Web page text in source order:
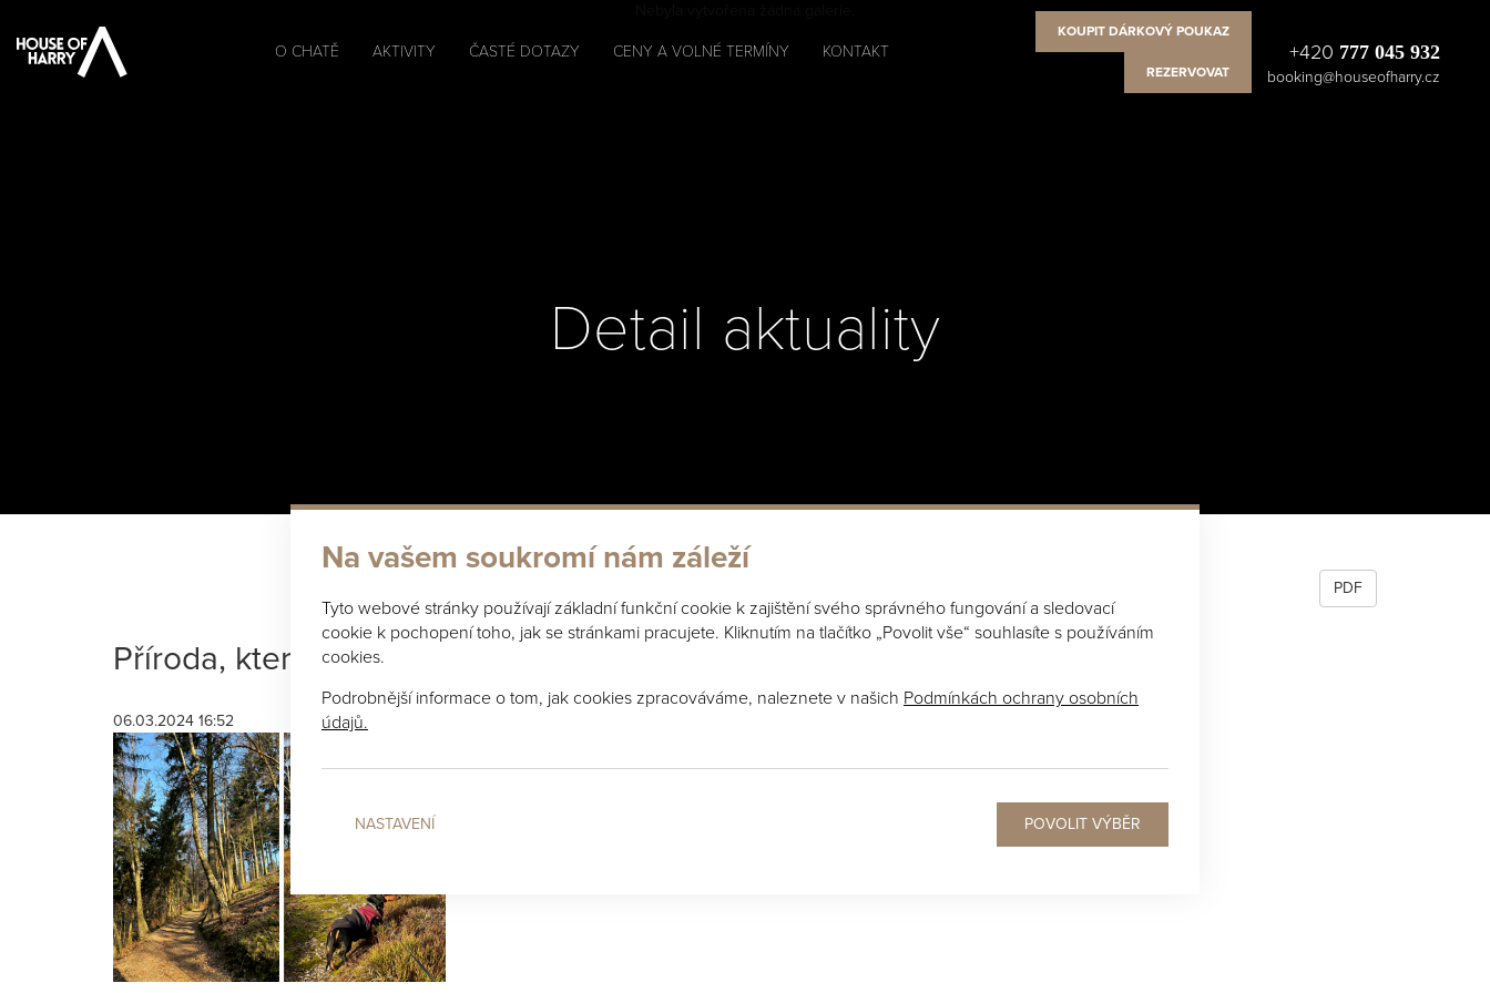
Na vašem soukromí nám záleží
Tyto webové stránky používají základní funkční cookie k zajištění svého správného fungování a sledovací
cookie k pochopení toho, jak se stránkami pracujete. Kliknutím na tlačítko „Povolit vše“ souhlasíte s používáním
cookies.
Podrobnější informace o tom, jak cookies zpracováváme, naleznete v našich Podmínkách ochrany osobních
údajů.
NASTAVENÍ
+420 777 045 932
booking@houseofharry.cz
KOUPIT DÁRKOVÝ POUKAZ
REZERVOVAT
O CHATĚ AKTIVITY ČASTÉ DOTAZY CENY A VOLNÉ TERMÍNY KONTAKT
Detail aktuality
PDF
Příroda, která Vás chytne za srdce
06.03.2024 16:52